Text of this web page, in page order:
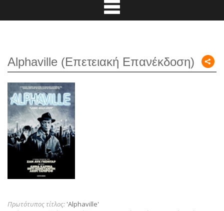
Alphaville (Επετειακή Επανέκδοση)
Πρωτότυπος τίτλος: 'Alphaville'